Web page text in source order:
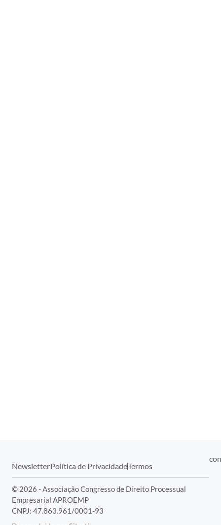
NewsletterPolítica de PrivacidadeTermos
© 2026 - Associação Congresso de Direito Processual
Empresarial APROEMP
CNPJ: 47.863.961/0001-93